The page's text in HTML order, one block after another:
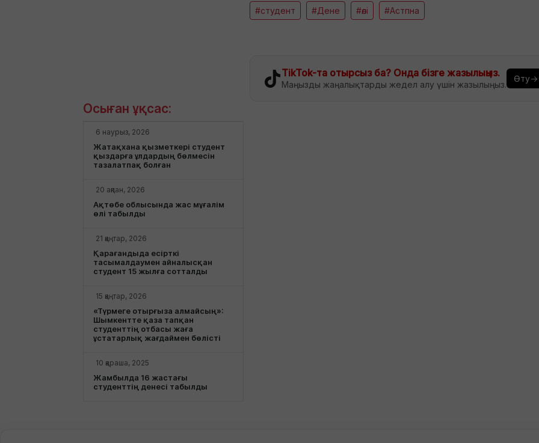
#студент #Дене #өлі #Астпна
TikTok-та отырсыз ба? Онда бізге жазылыңыз.
Маңызды жаңалықтарды жедел алу үшін жазылыңыз.
Өту→
Осыған ұқсас:
6 наурыз, 2026
Жатақхана қызметкері студент
қыздарға ұлдардың бөлмесін
тазалатпақ болған
20 ақпан, 2026
Ақтөбе облысында жас мұғалім
өлі табылды
21 қаңтар, 2026
Қарағандыда есірткі
тасымалдаумен айналысқан
студент 15 жылға сотталды
15 қаңтар, 2026
«Түрмеге отырғыза алмайсың»:
Шымкентте қаза тапқан
студенттің отбасы жаға
ұстатарлық жағдаймен бөлісті
10 қараша, 2025
Жамбылда 16 жастағы
студенттің денесі табылды